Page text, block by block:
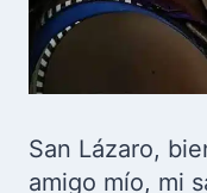
San Lázaro,
amigo mío, mi